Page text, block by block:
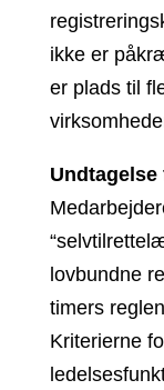
ikke er
er plads til
lovbundne
timers
Kriterierne